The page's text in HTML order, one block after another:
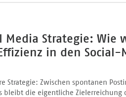
Media Strategie: Wie
in den Social-
Strategie: Zwischen spontanen
bleibt die eigentliche Zielerreichung